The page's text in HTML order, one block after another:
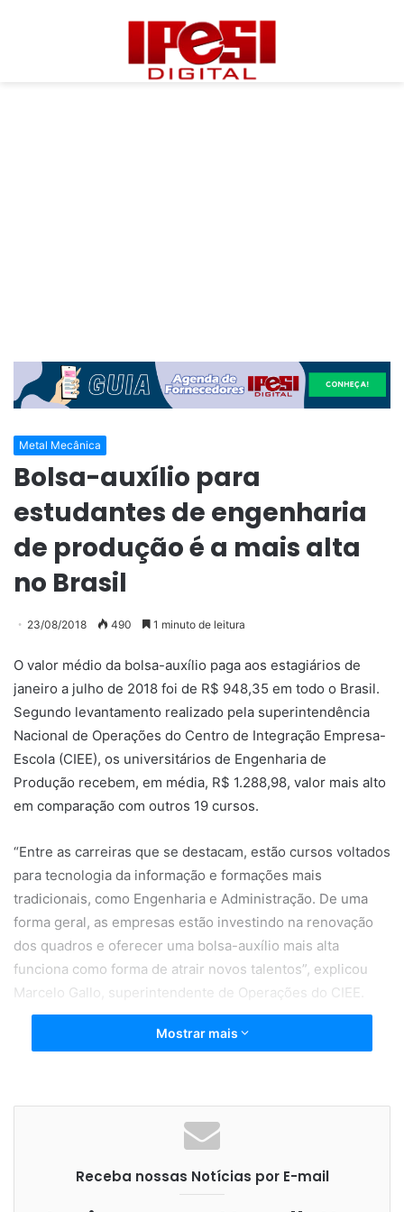
Metal Mecânica
Bolsa-auxílio para
estudantes de engenharia
de produção é a mais alta
no Brasil
23/08/2018 490 1 minuto de leitura
O valor médio da bolsa-auxílio paga aos estagiários de
janeiro a julho de 2018 foi de R$ 948,35 em todo o Brasil.
Segundo levantamento realizado pela superintendência
Nacional de Operações do Centro de Integração Empresa-
Escola (CIEE), os universitários de Engenharia de
Produção recebem, em média, R$ 1.288,98, valor mais alto
em comparação com outros 19 cursos.
“Entre as carreiras que se destacam, estão cursos voltados
para tecnologia da informação e formações mais
tradicionais, como Engenharia e Administração. De uma
forma geral, as empresas estão investindo na renovação
dos quadros e oferecer uma bolsa-auxílio mais alta
funciona como forma de atrair novos talentos”, explicou
Marcelo Gallo, superintendente de Operações do CIEE.
VARIAÇÃO REGIONAL – Ainda de acordo com a pesquisa,
pagos na região da Grande São Paulo, onde um estudante
de Ciências Econômicas chega a receber R$ 1.829,52
mensais. Por outro lado, a região Norte concentra os
menores valores. Para quem cursa Serviço Social em
Mostrar mais
Receba nossas Notícias por E-mail